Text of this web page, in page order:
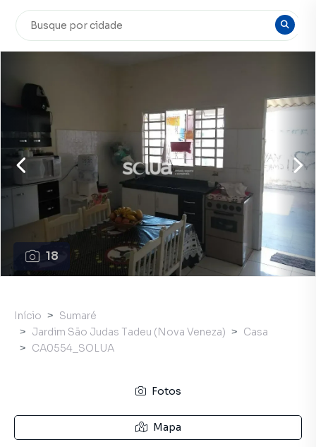
18
Início
Sumaré
Jardim São Judas Tadeu (Nova Veneza)
Casa
CA0554_SOLUA
Fotos
Mapa